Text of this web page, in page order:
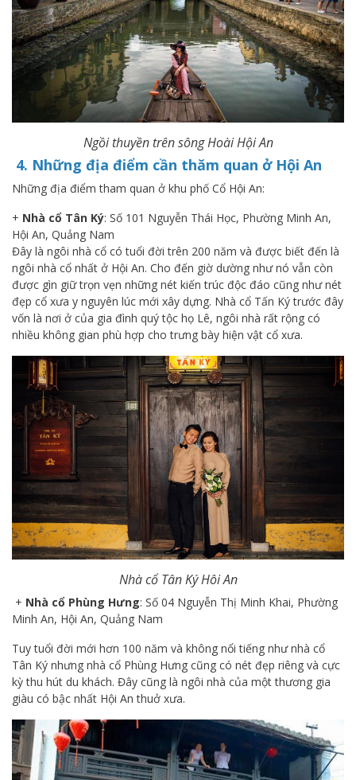
Ngồi thuyền trên sông Hoài Hội An
4. Những địa điểm cần thăm quan ở Hội An
Những địa điểm tham quan ở khu phố Cổ Hội An:
+ Nhà cổ Tân Ký: Số 101 Nguyễn Thái Học, Phường Minh An,
Hội An, Quảng Nam
Đây là ngôi nhà cổ có tuổi đời trên 200 năm và được biết đến là
ngôi nhà cổ nhất ở Hội An. Cho đến giờ dường như nó vẫn còn
được gìn giữ trọn vẹn những nét kiến trúc độc đáo cũng như nét
đẹp cổ xưa y nguyên lúc mới xây dựng. Nhà cổ Tấn Ký trước đây
vốn là nơi ở của gia đình quý tộc họ Lê, ngôi nhà rất rộng có
nhiều không gian phù hợp cho trưng bày hiện vật cổ xưa.
Nhà cổ Tân Ký Hôi An
+ Nhà cổ Phùng Hưng: Số 04 Nguyễn Thị Minh Khai, Phường
Minh An, Hội An, Quảng Nam
Tuy tuổi đời mới hơn 100 năm và không nổi tiếng như nhà cổ
Tân Ký nhưng nhà cổ Phùng Hưng cũng có nét đẹp riêng và cực
kỳ thu hút du khách. Đây cũng là ngôi nhà của một thương gia
giàu có bậc nhất Hội An thuở xưa.